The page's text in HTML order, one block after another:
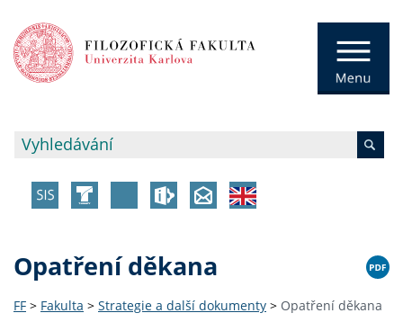
Opatření děkana
FF > Fakulta > Strategie a další dokumenty > Opatření děkana